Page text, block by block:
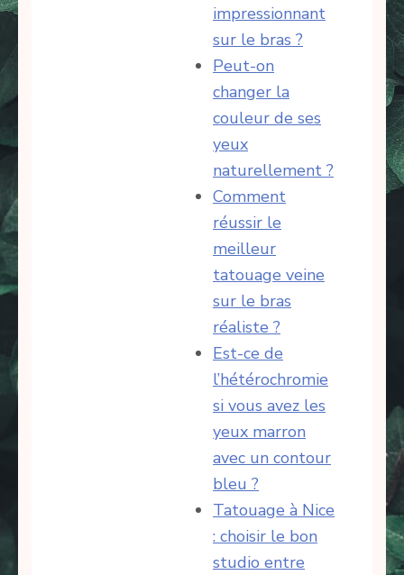
impressionnant
sur le bras ?
Peut-on
changer la
couleur de ses
yeux
naturellement ?
Comment
réussir le
meilleur
tatouage veine
sur le bras
réaliste ?
Est-ce de
l’hétérochromie
si vous avez les
yeux marron
avec un contour
bleu ?
Tatouage à Nice
: choisir le bon
studio entre